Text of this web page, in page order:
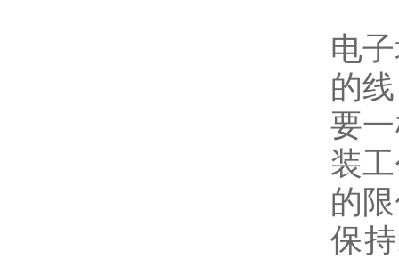
电
的
要
装
的
保